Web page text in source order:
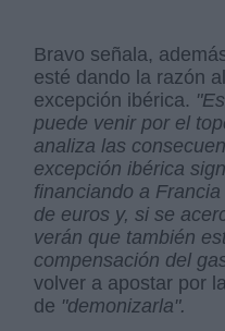
Bravo señala,
esté dando la razón
excepción ibérica.
puede venir por el
analiza las
excepción ibérica
financiando a
de euros y, si se
verán que también
compensación del
volver a apostar por
de "demonizarla".